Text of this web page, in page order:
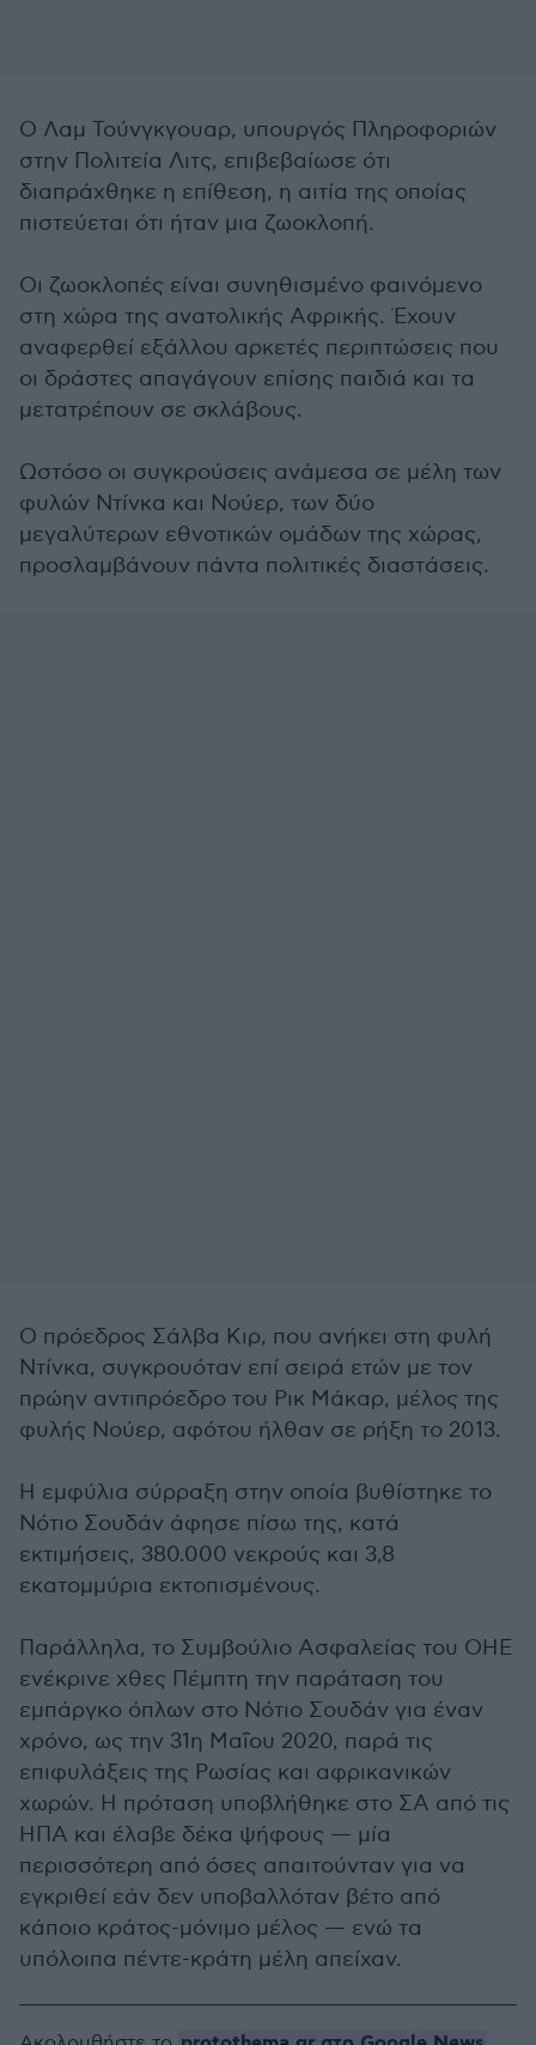
Ο Λαμ Τούνγκγουαρ, υπουργός Πληροφοριών
στην Πολιτεία Λιτς, επιβεβαίωσε ότι
διαπράχθηκε η επίθεση, η αιτία της οποίας
πιστεύεται ότι ήταν μια ζωοκλοπή.
Οι ζωοκλοπές είναι συνηθισμένο φαινόμενο
στη χώρα της ανατολικής Αφρικής. Έχουν
αναφερθεί εξάλλου αρκετές περιπτώσεις που
οι δράστες απαγάγουν επίσης παιδιά και τα
μετατρέπουν σε σκλάβους.
Ωστόσο οι συγκρούσεις ανάμεσα σε μέλη των
φυλών Ντίνκα και Νούερ, των δύο
μεγαλύτερων εθνοτικών ομάδων της χώρας,
προσλαμβάνουν πάντα πολιτικές διαστάσεις.
Ο πρόεδρος Σάλβα Κιρ, που ανήκει στη φυλή
Ντίνκα, συγκρουόταν επί σειρά ετών με τον
πρώην αντιπρόεδρο του Ρικ Μάκαρ, μέλος της
φυλής Νούερ, αφότου ήλθαν σε ρήξη το 2013.
Η εμφύλια σύρραξη στην οποία βυθίστηκε το
Νότιο Σουδάν άφησε πίσω της, κατά
εκτιμήσεις, 380.000 νεκρούς και 3,8
εκατομμύρια εκτοπισμένους.
Παράλληλα, το Συμβούλιο Ασφαλείας του ΟΗΕ
ενέκρινε χθες Πέμπτη την παράταση του
εμπάργκο όπλων στο Νότιο Σουδάν για έναν
χρόνο, ως την 31η Μαΐου 2020, παρά τις
επιφυλάξεις της Ρωσίας και αφρικανικών
χωρών. Η πρόταση υποβλήθηκε στο ΣΑ από τις
ΗΠΑ και έλαβε δέκα ψήφους — μία
περισσότερη από όσες απαιτούνταν για να
εγκριθεί εάν δεν υποβαλλόταν βέτο από
κάποιο κράτος-μόνιμο μέλος — ενώ τα
υπόλοιπα πέντε-κράτη μέλη απείχαν.